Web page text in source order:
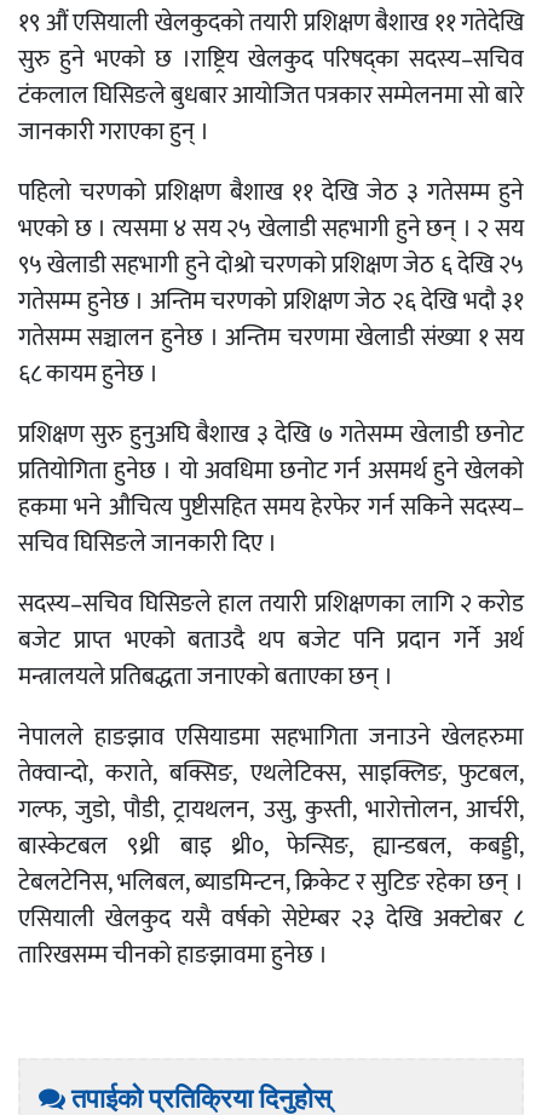
१९ औं एसियाली खेलकुदको तयारी प्रशिक्षण बैशाख ११ गतेदेखि
सुरु हुने भएको छ ।राष्ट्रिय खेलकुद परिषद्का सदस्य–सचिव
टंकलाल घिसिङले बुधबार आयोजित पत्रकार सम्मेलनमा सो बारे
जानकारी गराएका हुन् ।
पहिलो चरणको प्रशिक्षण बैशाख ११ देखि जेठ ३ गतेसम्म हुने
भएको छ । त्यसमा ४ सय २५ खेलाडी सहभागी हुने छन् । २ सय
९५ खेलाडी सहभागी हुने दोश्रो चरणको प्रशिक्षण जेठ ६ देखि २५
गतेसम्म हुनेछ । अन्तिम चरणको प्रशिक्षण जेठ २६ देखि भदौ ३१
गतेसम्म सञ्चालन हुनेछ । अन्तिम चरणमा खेलाडी संख्या १ सय
६८ कायम हुनेछ ।
प्रशिक्षण सुरु हुनुअघि बैशाख ३ देखि ७ गतेसम्म खेलाडी छनोट
प्रतियोगिता हुनेछ । यो अवधिमा छनोट गर्न असमर्थ हुने खेलको
हकमा भने औचित्य पुष्टीसहित समय हेरफेर गर्न सकिने सदस्य–
सचिव घिसिङले जानकारी दिए ।
सदस्य–सचिव घिसिङले हाल तयारी प्रशिक्षणका लागि २ करोड
बजेट प्राप्त भएको बताउदै थप बजेट पनि प्रदान गर्ने अर्थ
मन्त्रालयले प्रतिबद्धता जनाएको बताएका छन् ।
नेपालले हाङझाव एसियाडमा सहभागिता जनाउने खेलहरुमा
तेक्वान्दो, कराते, बक्सिङ, एथलेटिक्स, साइक्लिङ, फुटबल,
गल्फ, जुडो, पौडी, ट्रायथलन, उसु, कुस्ती, भारोत्तोलन, आर्चरी,
बास्केटबल ९थ्री बाइ थ्री०, फेन्सिङ, ह्यान्डबल, कबड्डी,
टेबलटेनिस, भलिबल, ब्याडमिन्टन, क्रिकेट र सुटिङ रहेका छन् ।
एसियाली खेलकुद यसै वर्षको सेप्टेम्बर २३ देखि अक्टोबर ८
तारिखसम्म चीनको हाङझावमा हुनेछ ।
तपाईको प्रतिक्रिया दिनुहोस्